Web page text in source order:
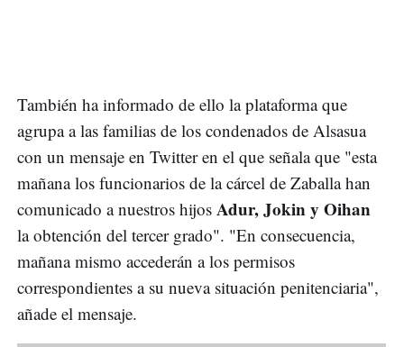
También ha informado de ello la plataforma que
agrupa a las familias de los condenados de Alsasua
con un mensaje en Twitter en el que señala que "esta
mañana los funcionarios de la cárcel de Zaballa han
comunicado a nuestros hijos Adur, Jokin y Oihan
la obtención del tercer grado". "En consecuencia,
mañana mismo accederán a los permisos
correspondientes a su nueva situación penitenciaria",
añade el mensaje.